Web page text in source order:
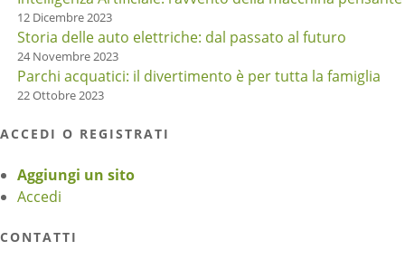
12 Dicembre 2023
Storia delle auto elettriche: dal passato al futuro
24 Novembre 2023
Parchi acquatici: il divertimento è per tutta la famiglia
22 Ottobre 2023
ACCEDI O REGISTRATI
Aggiungi un sito
Accedi
CONTATTI